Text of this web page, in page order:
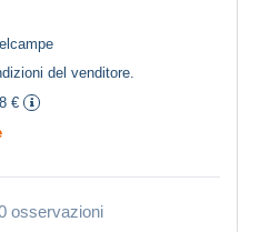
del venditore.
€
osservazioni